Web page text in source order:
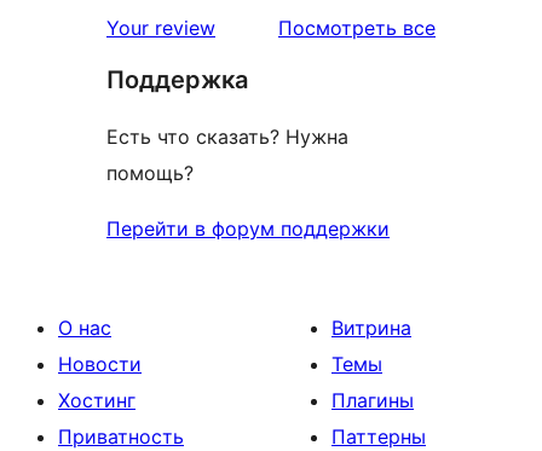
Your review Посмотреть всеотзывы
Поддержка
Есть что сказать? Нужна
помощь?
Перейти в форум поддержки
О нас
Новости
Хостинг
Приватность
Витрина
Темы
Плагины
Паттерны